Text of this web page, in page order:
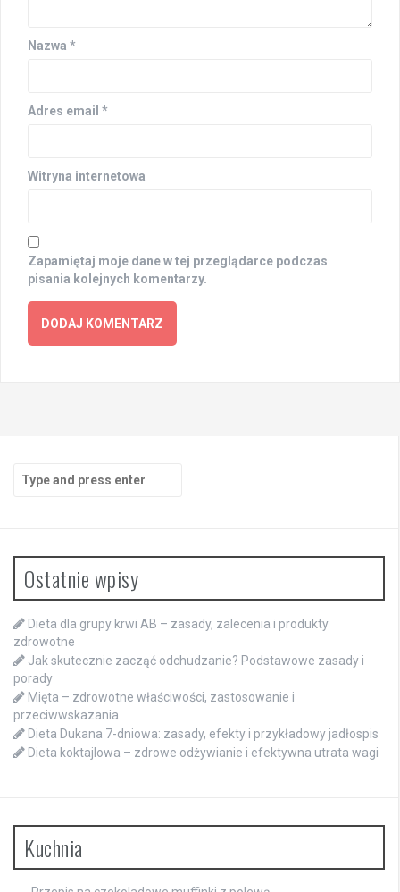
Nazwa *
Adres email *
Witryna internetowa
Zapamiętaj moje dane w tej przeglądarce podczas
pisania kolejnych komentarzy.
for:
Ostatnie wpisy
Dieta dla grupy krwi AB – zasady, zalecenia i produkty
zdrowotne
Jak skutecznie zacząć odchudzanie? Podstawowe zasady i
porady
Mięta – zdrowotne właściwości, zastosowanie i
przeciwwskazania
Dieta Dukana 7-dniowa: zasady, efekty i przykładowy jadłospis
Dieta koktajlowa – zdrowe odżywianie i efektywna utrata wagi
Kuchnia